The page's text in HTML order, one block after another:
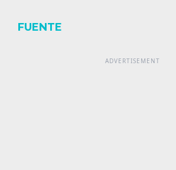
FUENTE